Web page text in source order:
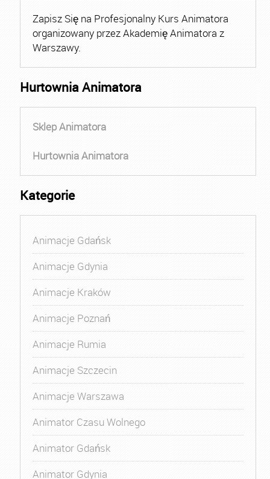
Zapisz Się na Profesjonalny Kurs Animatora
organizowany przez Akademię Animatora z
Warszawy.
Hurtownia Animatora
Sklep Animatora
Hurtownia Animatora
Kategorie
Animacje Gdańsk
Animacje Gdynia
Animacje Kraków
Animacje Poznań
Animacje Rumia
Animacje Szczecin
Animacje Warszawa
Animator Czasu Wolnego
Animator Gdańsk
Animator Gdynia